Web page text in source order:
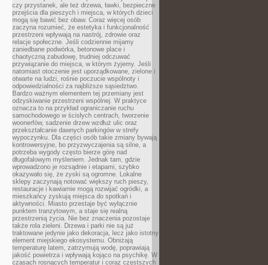
czy przystanek, ale też drzewa, ławki, bezpieczne
przejścia dla pieszych i miejsca, w których dzieci
mogą się bawić bez obaw. Coraz więcej osób
zaczyna rozumieć, że estetyka i funkcjonalność
przestrzeni wpływają na nastrój, zdrowie oraz
relacje społeczne. Jeśli codziennie mijamy
zaniedbane podwórka, betonowe place i
chaotyczną zabudowę, trudniej odczuwać
przywiązanie do miejsca, w którym żyjemy. Jeśli
natomiast otoczenie jest uporządkowane, zielone i
otwarte na ludzi, rośnie poczucie wspólnoty i
odpowiedzialności za najbliższe sąsiedztwo.
Bardzo ważnym elementem tej przemiany jest
odzyskiwanie przestrzeni wspólnej. W praktyce
oznacza to na przykład ograniczanie ruchu
samochodowego w ścisłych centrach, tworzenie
woonerfów, sadzenie drzew wzdłuż ulic oraz
przekształcanie dawnych parkingów w strefy
wypoczynku. Dla części osób takie zmiany bywają
kontrowersyjne, bo przyzwyczajenia są silne, a
potrzeba wygody często bierze górę nad
długofalowym myśleniem. Jednak tam, gdzie
wprowadzono je rozsądnie i etapami, szybko
okazywało się, że zyski są ogromne. Lokalne
sklepy zaczynają notować większy ruch pieszy,
restauracje i kawiarnie mogą rozwijać ogródki, a
mieszkańcy zyskują miejsca do spotkań i
aktywności. Miasto przestaje być wyłącznie
punktem tranzytowym, a staje się realną
przestrzenią życia. Nie bez znaczenia pozostaje
także rola zieleni. Drzewa i parki nie są już
traktowane jedynie jako dekoracja, lecz jako istotny
element miejskiego ekosystemu. Obniżają
temperaturę latem, zatrzymują wodę, poprawiają
jakość powietrza i wpływają kojąco na psychikę. W
czasach rosnących temperatur i coraz częstszych